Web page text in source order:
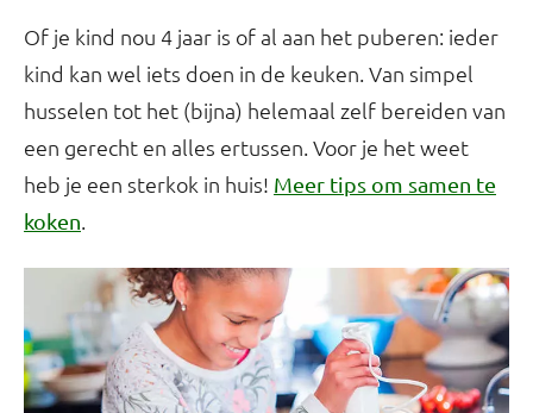
Of je kind nou 4 jaar is of al aan het puberen: ieder
kind kan wel iets doen in de keuken. Van simpel
husselen tot het (bijna) helemaal zelf bereiden van
een gerecht en alles ertussen. Voor je het weet
heb je een sterkok in huis! Meer tips om samen te
koken.